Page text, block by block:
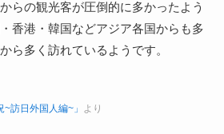
らの観光客が圧倒的に多かったよう
香港・韓国などアジア各国からも多
ら多く訪れているようです。
~訪日外国人編~」 より